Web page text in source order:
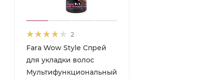
2
Fara Wow Style Спрей
для укладки волос
Мультифункциональный,